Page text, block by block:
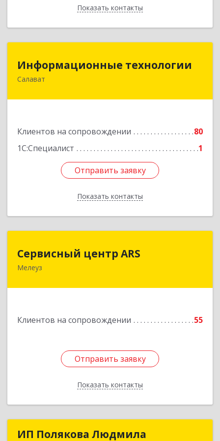
Показать контакты
Назад
Информационные технологии
Салават
Клиентов на сопровождении
80
1С:Специалист
1
Отправить заявку
Показать контакты
Информационные технологии
Отправить заявку
Назад
Сервисный центр ARS
Мелеуз
Клиентов на сопровождении 55
Отправить заявку
Показать контакты
Отправить заявку
Назад
ИП Полякова Людмила
ИП Полякова Людмила